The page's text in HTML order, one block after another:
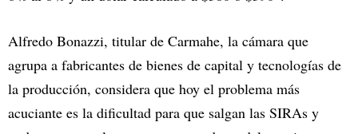
Alfredo Bonazzi, titular de Carmahe, la cámara que
agrupa a fabricantes de bienes de capital y tecnologías de
la producción, considera que hoy el problema más
acuciante es la dificultad para que salgan las SIRAs y